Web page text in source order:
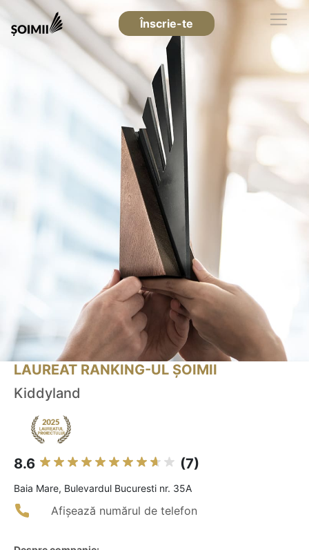
Înscrie-te
LAUREAT RANKING-UL ȘOIMII
Kiddyland
8.6 (7)
Baia Mare, Bulevardul Bucuresti nr. 35A
Afișează numărul de telefon